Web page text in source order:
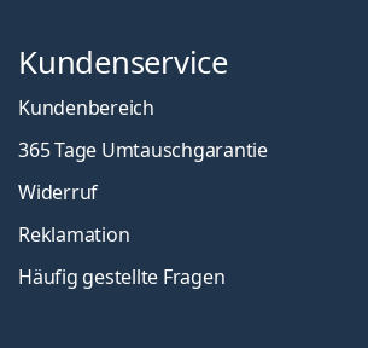
Kundenservice
Kundenbereich
365 Tage Umtauschgarantie
Widerruf
Reklamation
Häufig gestellte Fragen